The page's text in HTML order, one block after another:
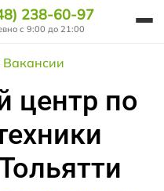
238-60-97
с 9:00 до 21:00
Вакансии
центр по